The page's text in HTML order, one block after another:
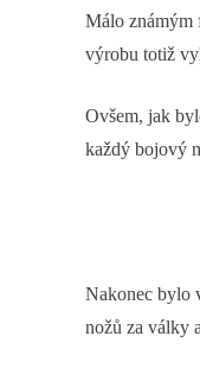
Málo známým
výrobu totiž
Ovšem, jak
každý bojový
Nakonec bylo
nožů za války